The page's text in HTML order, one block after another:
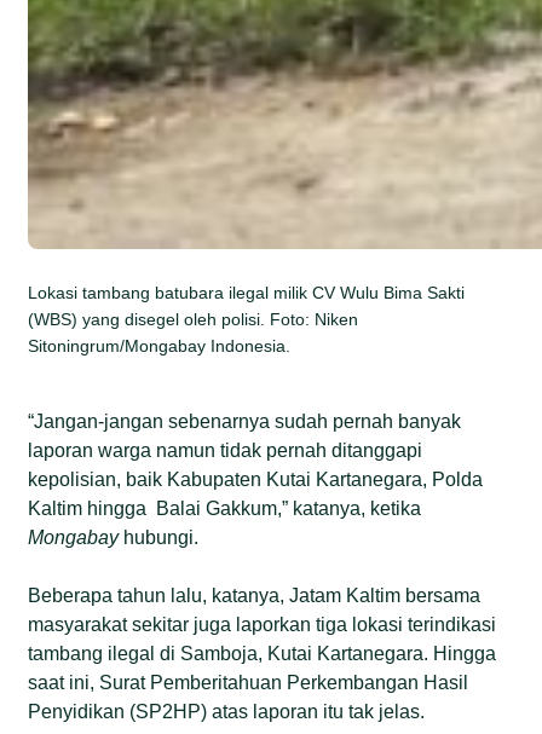
Lokasi tambang batubara ilegal milik CV Wulu Bima Sakti
(WBS) yang disegel oleh polisi. Foto: Niken
Sitoningrum/Mongabay Indonesia.
“Jangan-jangan sebenarnya sudah pernah banyak
laporan warga namun tidak pernah ditanggapi
kepolisian, baik Kabupaten Kutai Kartanegara, Polda
Kaltim hingga Balai Gakkum,” katanya, ketika
Mongabay hubungi.
Beberapa tahun lalu, katanya, Jatam Kaltim bersama
masyarakat sekitar juga laporkan tiga lokasi terindikasi
tambang ilegal di Samboja, Kutai Kartanegara. Hingga
saat ini, Surat Pemberitahuan Perkembangan Hasil
Penyidikan (SP2HP) atas laporan itu tak jelas.